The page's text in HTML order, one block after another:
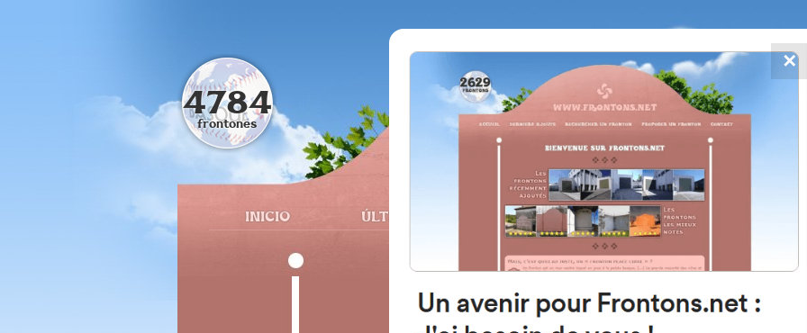
FRONTONS.NET
INICIO ÚLTIMOS BUSCAR UN FRONTÓN
4784
frontones
48003 Bilbo, Bizkaia Espagne
Goiko Torre Kalea 22A España
✕